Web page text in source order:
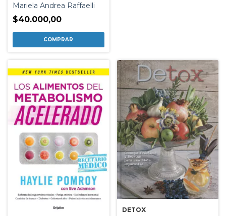
Mariela Andrea Raffaelli
$40.000,00
DETOX